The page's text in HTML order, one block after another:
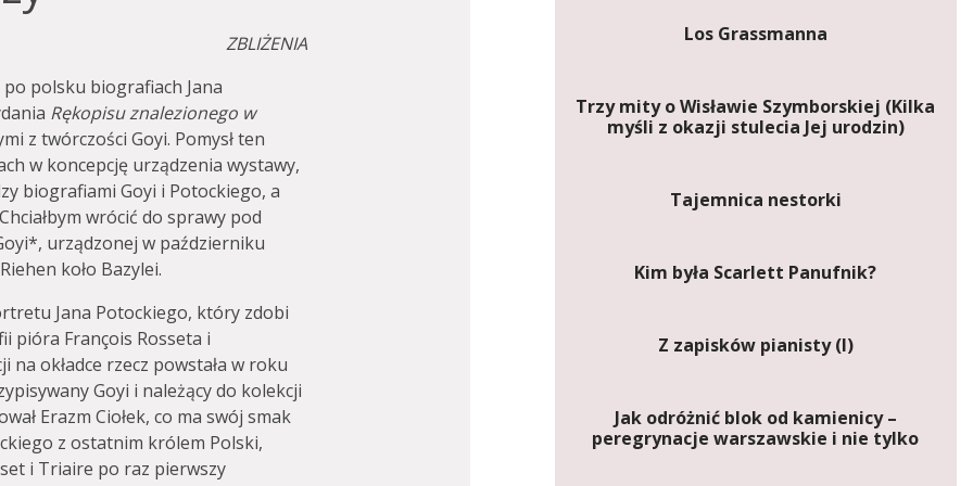
ZBLIŻENIA
polsku biografiach Jana
Rękopisu znalezionego w
z twórczości Goyi. Pomysł ten
w koncepcję urządzenia wystawy,
biografiami Goyi i Potockiego, a
wrócić do sprawy pod
urządzonej w październiku
koło Bazylei.
Jana Potockiego, który zdobi
pióra François Rosseta i
na okładce rzecz powstała w roku
Goyi i należący do kolekcji
Erazm Ciołek, co ma swój smak
z ostatnim królem Polski,
i Triaire po raz pierwszy
Los Grassmanna
Trzy mity o Wisławie Szymborskiej (Kilka
myśli z okazji stulecia Jej urodzin)
Tajemnica nestorki
Kim była Scarlett Panufnik?
Z zapisków pianisty (I)
Jak odróżnić blok od kamienicy –
peregrynacje warszawskie i nie tylko